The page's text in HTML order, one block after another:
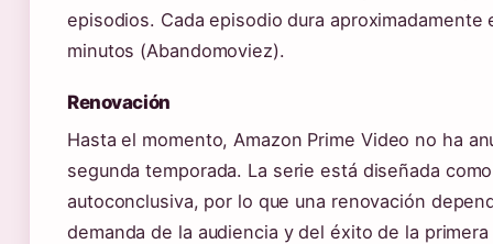
episodios. Cada episodio dura aproximadamente
minutos (Abandomoviez).
Renovación
Hasta el momento, Amazon Prime Video no ha
segunda temporada. La serie está diseñada
autoconclusiva, por lo que una renovación
demanda de la audiencia y del éxito de la